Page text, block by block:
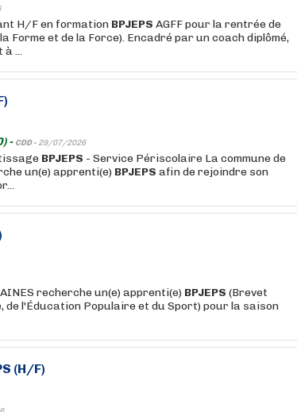
H/F en formation BPJEPS AGFF pour la rentrée de
Forme et de la Force). Encadré par un coach diplômé,
...
- CDD - 29/07/2026
BPJEPS - Service Périscolaire La commune de
un(e) apprenti(e) BPJEPS afin de rejoindre son
recherche un(e) apprenti(e) BPJEPS (Brevet
de l'Éducation Populaire et du Sport) pour la saison
(H/F)